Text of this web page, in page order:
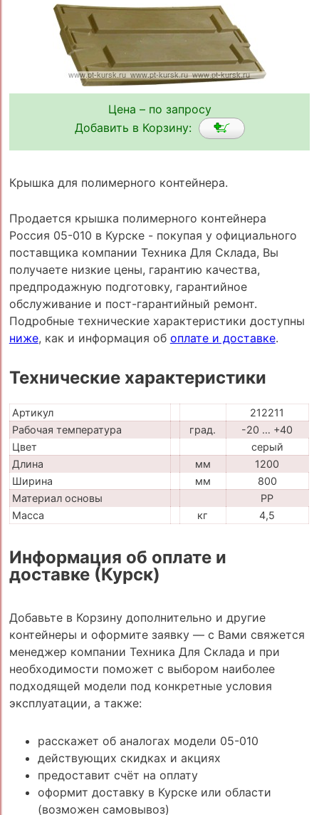
Цена – по запросу
Добавить в Корзину:
Крышка для полимерного контейнера.
Продается крышка полимерного контейнера
Россия 05-010 в Курске - покупая у официального
поставщика компании Техника Для Склада, Вы
получаете низкие цены, гарантию качества,
предпродажную подготовку, гарантийное
обслуживание и пост-гарантийный ремонт.
Подробные технические характеристики доступны
ниже, как и информация об оплате и доставке.
Технические характеристики
Артикул
212211
Рабочая температура
град.
-20 … +40
Цвет
серый
Длина
мм
1200
Ширина
мм
800
Материал основы
PP
Масса
кг 4,5
Информация об оплате и
доставке (Курск)
Добавьте в Корзину дополнительно и другие
контейнеры и оформите заявку — с Вами свяжется
менеджер компании Техника Для Склада и при
необходимости поможет с выбором наиболее
подходящей модели под конкретные условия
эксплуатации, а также:
расскажет об аналогах модели 05-010
действующих скидках и акциях
предоставит счёт на оплату
оформит доставку в Курске или области
(возможен самовывоз)